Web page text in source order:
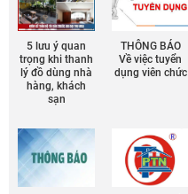
5 lưu ý quan
trọng khi thanh
lý đồ dùng nhà
hàng, khách
sạn
THÔNG BÁO
Về việc tuyển
dụng viên chức